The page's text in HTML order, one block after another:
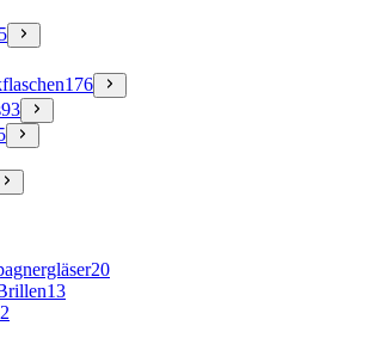
176
93
20
13